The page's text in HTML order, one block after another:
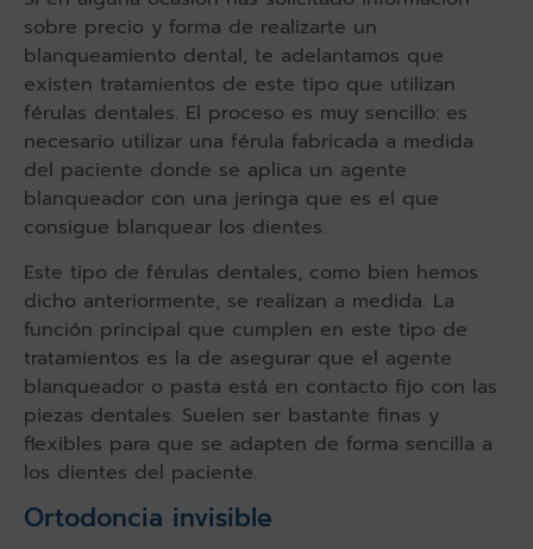
sobre precio y forma de realizarte un
blanqueamiento dental, te adelantamos que
existen tratamientos de este tipo que utilizan
férulas dentales. El proceso es muy sencillo: es
necesario utilizar una férula fabricada a medida
del paciente donde se aplica un agente
blanqueador con una jeringa que es el que
consigue blanquear los dientes.
Este tipo de férulas dentales, como bien hemos
dicho anteriormente, se realizan a medida. La
función principal que cumplen en este tipo de
tratamientos es la de asegurar que el agente
blanqueador o pasta está en contacto fijo con las
piezas dentales. Suelen ser bastante finas y
flexibles para que se adapten de forma sencilla a
los dientes del paciente.
Ortodoncia invisible